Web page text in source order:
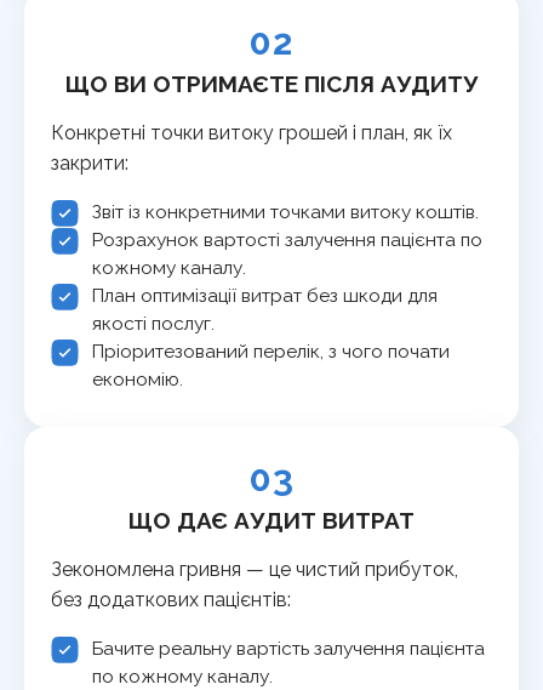
02
ЩО ВИ ОТРИМАЄТЕ ПІСЛЯ АУДИТУ
Конкретні точки витоку грошей і план, як їх
закрити:
Звіт із конкретними точками витоку коштів.
Розрахунок вартості залучення пацієнта по
кожному каналу.
План оптимізації витрат без шкоди для
якості послуг.
Пріоритезований перелік, з чого почати
економію.
03
ЩО ДАЄ АУДИТ ВИТРАТ
Зекономлена гривня — це чистий прибуток,
без додаткових пацієнтів:
Бачите реальну вартість залучення пацієнта
по кожному каналу.